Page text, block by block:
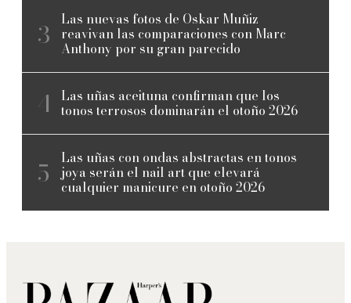
Las nuevas fotos de Oskar Muñiz
reavivan las comparaciones con Marc
Anthony por su gran parecido
Las uñas aceituna confirman que los
tonos terrosos dominarán el otoño 2026
Las uñas con ondas abstractas en tonos
joya serán el nail art que elevará
cualquier manicure en otoño 2026